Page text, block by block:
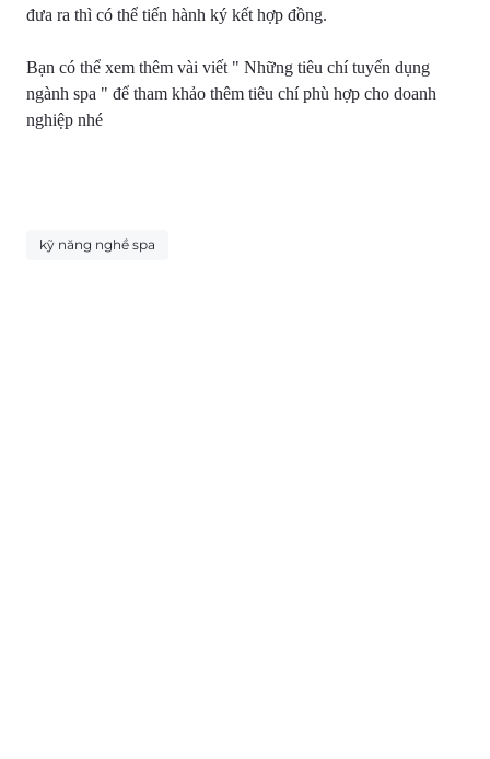
đưa ra thì có thể tiến hành ký kết hợp đồng.
Bạn có thể xem thêm vài viết " Những tiêu chí tuyển dụng
ngành spa " để tham khảo thêm tiêu chí phù hợp cho doanh
nghiệp nhé
kỹ năng nghề spa